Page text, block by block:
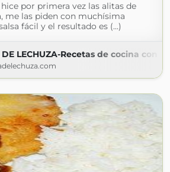
por primera vez las alitas de
me las piden con muchísima
fácil y el resultado es (...)
DE LECHUZA-Recetas de cocina con